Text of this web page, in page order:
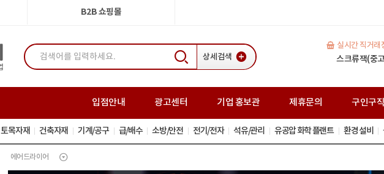
B2B 쇼핑몰
상세검색
실시간 직거래
H빔(중고)
일반복공판 (
스크류잭(중
입점안내 광고센터 기업 홍보관 제휴문의 구인구직
토목자재 건축자재 기계/공구 급/배수 소방/안전 전기/전자 석유/관리 유공압 화학 플랜트 환경 설비
에어드라이어